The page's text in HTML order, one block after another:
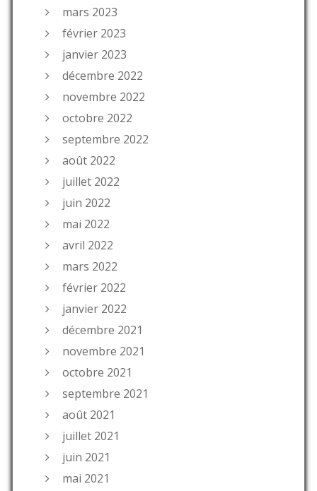
mars 2023
février 2023
janvier 2023
décembre 2022
novembre 2022
octobre 2022
septembre 2022
août 2022
juillet 2022
juin 2022
mai 2022
avril 2022
mars 2022
février 2022
janvier 2022
décembre 2021
novembre 2021
octobre 2021
septembre 2021
août 2021
juillet 2021
juin 2021
mai 2021